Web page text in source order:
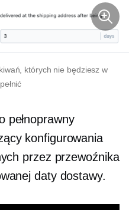
których nie będziesz w
pełnoprawny
konfigurowania
przez przewoźnika
daty dostawy.